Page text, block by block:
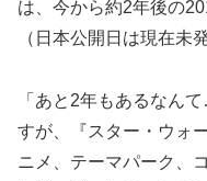
は、今から約2年後の
（日本公開日は現在未
「あと2年もあるなん
すが、『スター・ウォ
ニメ、テーマパーク、